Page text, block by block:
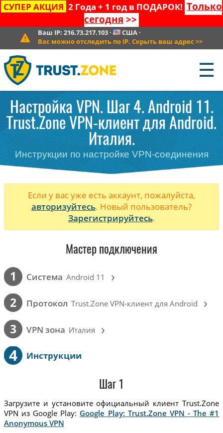
СУПЕР АКЦИЯ 2 Года + 1 год в ПОДАРОК! Только
сегодня >>
Ваш IP: 216.73.217.103· США·
Вас можно отследить по IP. Скрыть ваш адрес >>
☰
Настройка VPN. Шаг 4. Android 11.
Trust.Zone VPN-клиент для Android.
Италия.
Инструкции по настройке VPN-соединения
Если у вас уже есть аккаунт, пожалуйста,
авторизуйтесь. Новый пользователь?
Зарегистрируйтесь.
Мастер подключения
1 Cистема Android 11 ›
2 Протокол Trust.Zone VPN-клиент для Android ›
3 VPN зона Италия ›
4 Инструкции
Шаг 1
Загрузите и установите официальный клиент Trust.Zone
VPN из Google Play: Google Play: Trust.Zone VPN - The #1
Anonymous VPN